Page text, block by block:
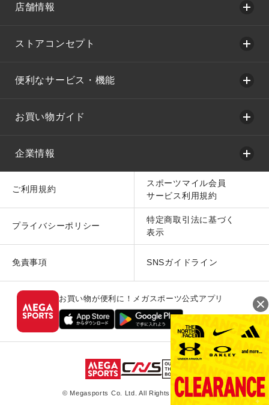
店舗情報
ストアコンセプト
便利なサービス・機能
お買い物ガイド
企業情報
ご利用規約
スポーツマイル会員
サービス利用規約
プライバシーポリシー
特定商取引法に基づく
表示
免責事項 SNSガイドライン
お買い物が便利に！メガスポーツ公式アプリ
© Megasports Co. Ltd. All Rights Reserved.